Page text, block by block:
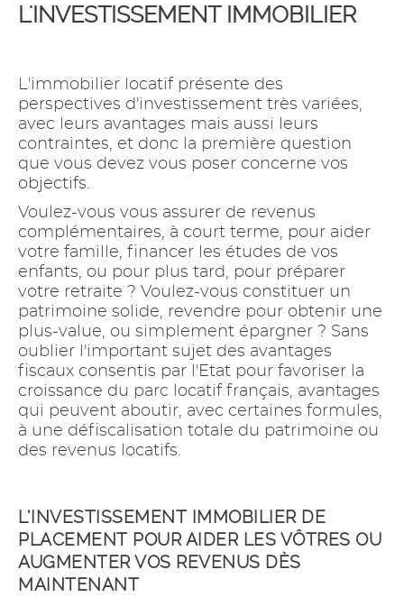
L'INVESTISSEMENT IMMOBILIER
L'immobilier locatif présente des
perspectives d'investissement très variées,
avec leurs avantages mais aussi leurs
contraintes, et donc la première question
que vous devez vous poser concerne vos
objectifs.
Voulez-vous vous assurer de revenus
complémentaires, à court terme, pour aider
votre famille, financer les études de vos
enfants, ou pour plus tard, pour préparer
votre retraite ? Voulez-vous constituer un
patrimoine solide, revendre pour obtenir une
plus-value, ou simplement épargner ? Sans
oublier l'important sujet des avantages
fiscaux consentis par l'Etat pour favoriser la
croissance du parc locatif français, avantages
qui peuvent aboutir, avec certaines formules,
à une défiscalisation totale du patrimoine ou
des revenus locatifs.
L’INVESTISSEMENT IMMOBILIER DE
PLACEMENT POUR AIDER LES VÔTRES OU
AUGMENTER VOS REVENUS DÈS
MAINTENANT